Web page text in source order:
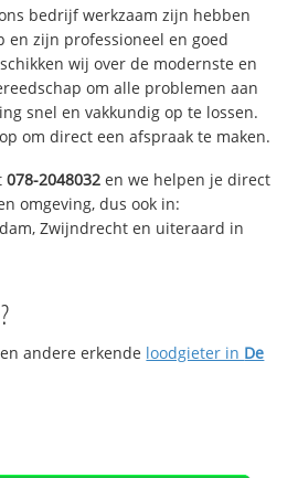
bedrijf werkzaam zijn hebben
en zijn professioneel en goed
wij over de modernste en
om alle problemen aan
snel en vakkundig op te lossen.
om direct een afspraak te maken.
078-2048032 en we helpen je direct
omgeving, dus ook in:
Zwijndrecht en uiteraard in
andere erkende loodgieter in De